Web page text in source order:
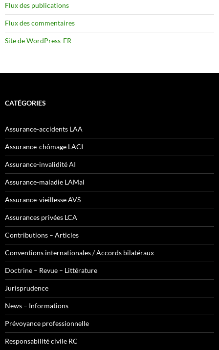
Flux des publications
Flux des commentaires
Site de WordPress-FR
CATÉGORIES
Assurance-accidents LAA
Assurance-chômage LACI
Assurance-invalidité AI
Assurance-maladie LAMal
Assurance-vieillesse AVS
Assurances privées LCA
Contributions – Articles
Conventions internationales / Accords bilatéraux
Doctrine – Revue – Littérature
Jurisprudence
News – Informations
Prévoyance professionnelle
Responsabilité civile RC